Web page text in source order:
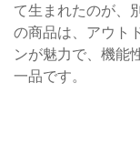
て生まれたのが、
の商品は、アウト
ンが魅力で、機能
一品です。